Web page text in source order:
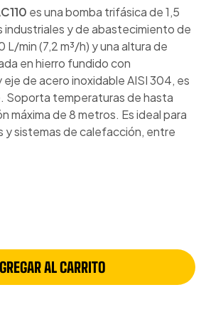
es una bomba trifásica de 1,5
industriales y de abastecimiento de
min (7,2 m³/h) y una altura de
en hierro fundido con
de acero inoxidable AISI 304, es
Soporta temperaturas de hasta
máxima de 8 metros. Es ideal para
y sistemas de calefacción, entre
AL CARRITO